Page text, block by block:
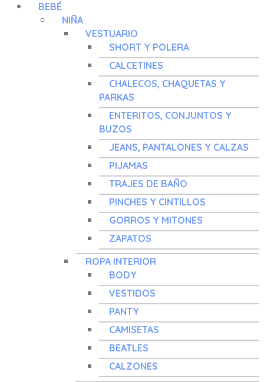
BEBÉ
NIÑA
VESTUARIO
SHORT Y POLERA
CALCETINES
CHALECOS, CHAQUETAS Y
PARKAS
ENTERITOS, CONJUNTOS Y
BUZOS
JEANS, PANTALONES Y CALZAS
PIJAMAS
TRAJES DE BAÑO
PINCHES Y CINTILLOS
GORROS Y MITONES
ZAPATOS
ROPA INTERIOR
BODY
VESTIDOS
PANTY
CAMISETAS
BEATLES
CALZONES